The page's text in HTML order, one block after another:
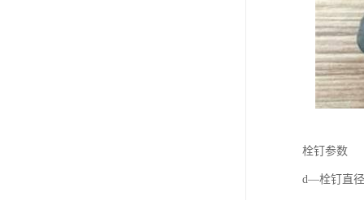
栓钉参数
d—栓钉直